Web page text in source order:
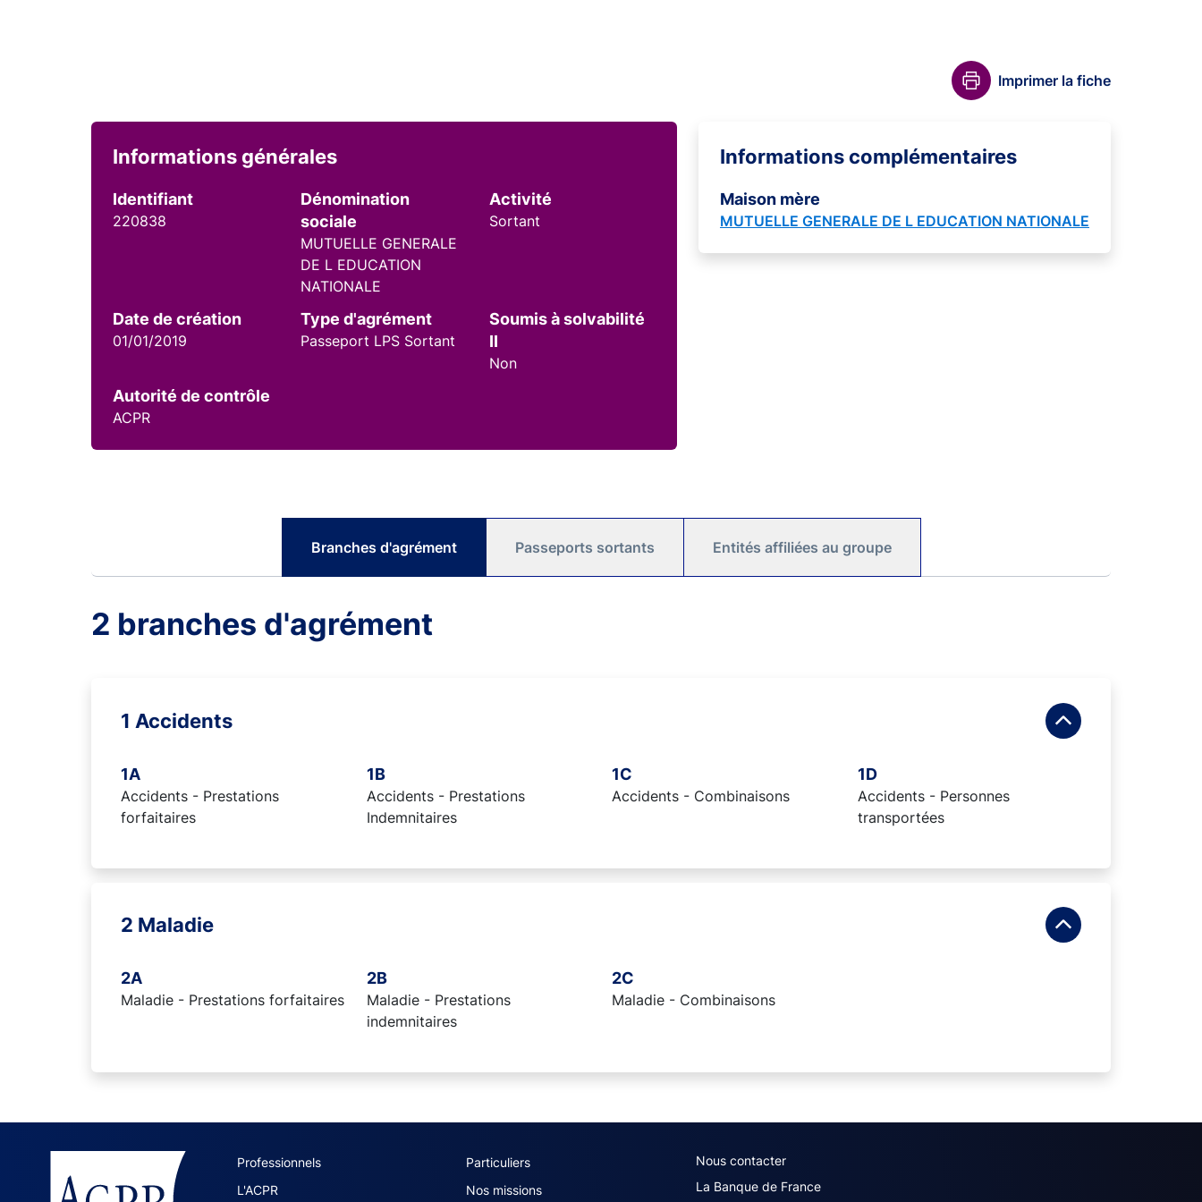
Imprimer la fiche
Informations générales
Identifiant
220838
Dénomination
sociale
MUTUELLE GENERALE
DE L EDUCATION
NATIONALE
Activité
Sortant
Date de création
01/01/2019
Type d'agrément
Passeport LPS Sortant
Soumis à solvabilité
II
Non
Autorité de contrôle
ACPR
Informations complémentaires
Maison mère
MUTUELLE GENERALE DE L EDUCATION NATIONALE
Branches d'agrément Passeports sortants Entités affiliées au groupe
2 branches d'agrément
1 Accidents
1A
Accidents - Prestations
forfaitaires
1B
Accidents - Prestations
Indemnitaires
1C
Accidents - Combinaisons
1D
Accidents - Personnes
transportées
2 Maladie
2A
Maladie - Prestations forfaitaires
2B
Maladie - Prestations
indemnitaires
2C
Maladie - Combinaisons
ACPR site navigation (French)
Professionnels
Particuliers
L'ACPR
Nos missions
ACPR footer secondary menu (French)
Nous contacter
La Banque de France